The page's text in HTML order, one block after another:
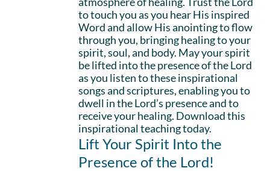
to touch you as you hear His inspired
Word and allow His anointing to flow
through you, bringing healing to your
spirit, soul, and body. May your spirit
be lifted into the presence of the Lord
as you listen to these inspirational
songs and scriptures, enabling you to
dwell in the Lord’s presence and to
receive your healing. Download this
inspirational teaching today.
Lift Your Spirit Into the
Presence of the Lord!